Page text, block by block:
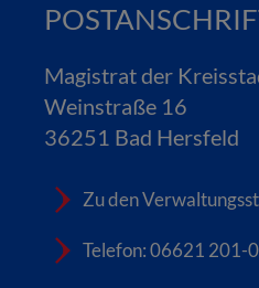
Magistrat der
Weinstraße 16
36251 Bad Hersfeld
Zu den
Telefon: 06621 201-0